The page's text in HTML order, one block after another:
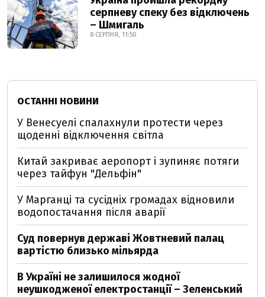
серпневу спеку без відключень
– Шмигаль
8 СЕРПНЯ, 11:50
ОСТАННІ НОВИНИ
У Венесуелі спалахнули протести через
щоденні відключення світла
Китай закриває аеропорт і зупиняє потяги
через тайфун "Дельфін"
У Марганці та сусідніх громадах відновили
водопостачання після аварії
Суд повернув державі Жовтневий палац
вартістю близько мільярда
В Україні не залишилося жодної
неушкодженої електростанції – Зеленський